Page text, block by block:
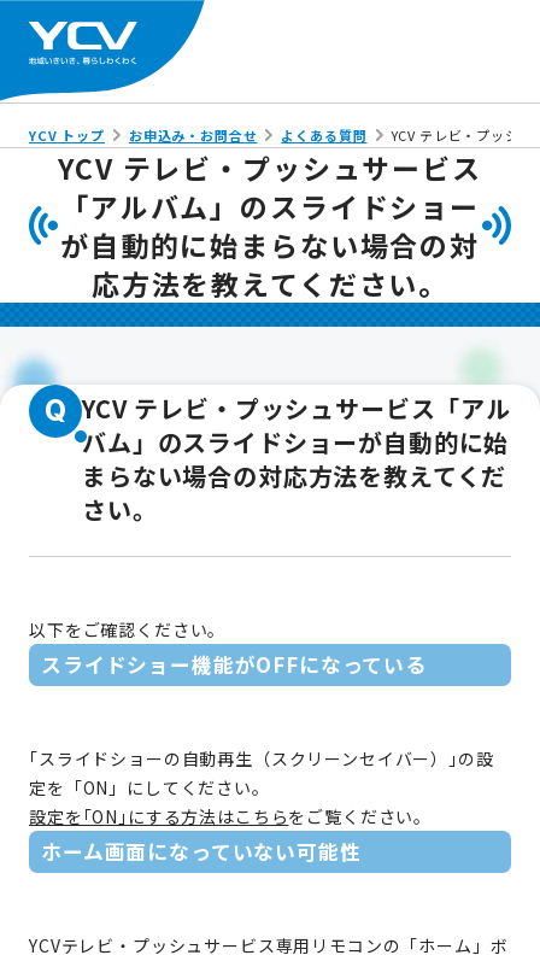
YCV トップ お申込み・お問合せ よくある質問 YCV テレビ・プッシ
YCV テレビ・プッシュサービス
「アルバム」のスライドショー
が自動的に始まらない場合の対
応方法を教えてください。
Q YCV テレビ・プッシュサービス「アル
バム」のスライドショーが自動的に始
まらない場合の対応方法を教えてくだ
さい。
以下をご確認ください。
スライドショー機能がOFFになっている
｢スライドショーの自動再生（スクリーンセイバー）｣の設
定を「ON」にしてください。
設定を｢ON｣にする方法はこちらをご覧ください。
ホーム画面になっていない可能性
YCVテレビ・プッシュサービス専用リモコンの「ホーム」ボ